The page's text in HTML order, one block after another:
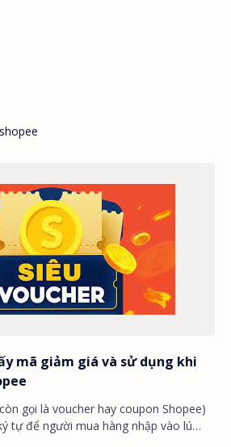
mã giảm giá và sử dụng khi
tự để người mua hàng nhập vào lú…